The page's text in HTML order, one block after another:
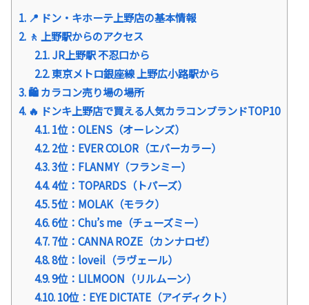
1. 📍 ドン・キホーテ上野店の基本情報
2. 🚶 上野駅からのアクセス
2.1.JR上野駅 不忍口から
2.2.東京メトロ銀座線 上野広小路駅から
3.🛍 カラコン売り場の場所
4. 🔥 ドンキ上野店で買える人気カラコンブランドTOP10
4.1.1位：OLENS（オーレンズ）
4.2.2位：EVER COLOR（エバーカラー）
4.3.3位：FLANMY（フランミー）
4.4.4位：TOPARDS（トパーズ）
4.5.5位：MOLAK（モラク）
4.6.6位：Chu’s me（チューズミー）
4.7.7位：CANNA ROZE（カンナロゼ）
4.8.8位：loveil（ラヴェール）
4.9.9位：LILMOON（リルムーン）
4.10.10位：EYE DICTATE（アイディクト）